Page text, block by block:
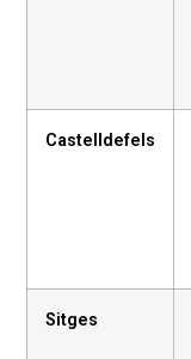
Castelldefels
Sitges